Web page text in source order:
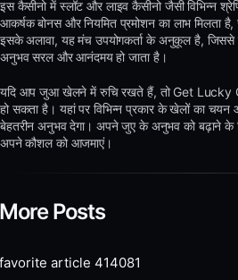
इस कैसीनो में स्लॉट और लाइव कैसीनो जैसी विभिन्न
आकर्षक बोनस और नियमित प्रमोशन का लाभ मिलता
इसके अलावा, यह मंच उपयोगकर्ता के अनुकूल है, जिससे
अनुभव सरल और आनंदमय हो जाता है।
यदि आप जुआ खेलने में रुचि रखते हैं, तो Get Lucky
हो सकता है। यहां पर विभिन्न प्रकार के खेलों का
बेहतरीन अनुभव देगा। अपने जुए के अनुभव को बढ़ाने के
अपने कौशल को आजमाएं।
Posts
favorite article 414081